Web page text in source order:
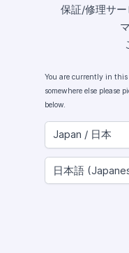
保証/修理サ
You are currently in this
somewhere else please
below.